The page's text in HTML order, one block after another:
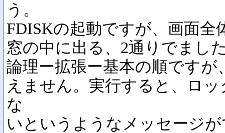
う。
FDISKの起動ですが、画面全
窓の中に出る、2通りでまし
論理ー拡張ー基本の順です
えません。実行すると、ロ
な
いというようなメッセージ